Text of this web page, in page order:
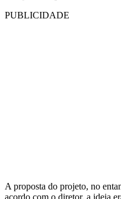
PUBLICIDADE
A proposta do projeto, no
acordo com o diretor, a ideia